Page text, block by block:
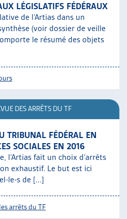
LÉGISLATIFS FÉDÉRAUX
de l’Artias dans un
(voir dossier de veille
le résumé des objets
DES ARRÊTS DU TF
TRIBUNAL FÉDÉRAL EN
SOCIALES EN 2016
l’Artias fait un choix d’arrêts
exhaustif. Le but est ici
le-s de [...]
arrêts du TF